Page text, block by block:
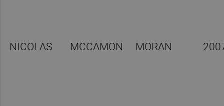
NICOLAS MCCAMON MORAN